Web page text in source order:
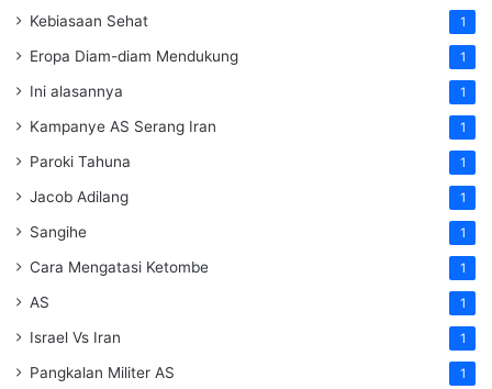
Kebiasaan Sehat 1
Eropa Diam-diam Mendukung 1
Ini alasannya 1
Kampanye AS Serang Iran 1
Paroki Tahuna 1
Jacob Adilang 1
Sangihe 1
Cara Mengatasi Ketombe 1
AS 1
Israel Vs Iran 1
Pangkalan Militer AS 1